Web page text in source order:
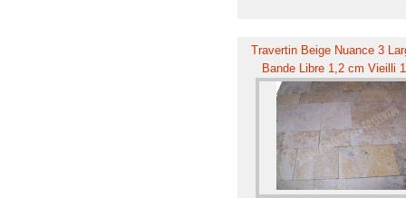
Travertin Beige Nuance 3
Bande Libre 1,2 cm Vieilli
Choix